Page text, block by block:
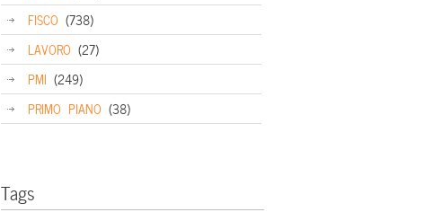
FISCO (738)
LAVORO (27)
PMI (249)
PRIMO PIANO (38)
Tags